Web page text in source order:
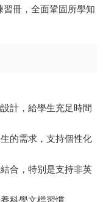
習冊，全面鞏固所學知
設計，給學生充足時間
的需求，支持個性化
合，特别是支持非英
科學文檔習慣。